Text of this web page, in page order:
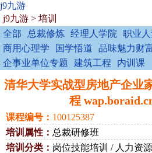
j9九游
j9九游 > 培训
全部
总裁修炼 经理人学院 职业人
商用心理学
国学悟道 品味魅力财
企事业单位专题
建筑工程 内训课
清华大学实战型房地产企业
程
课程编号： 100125387
培训属性： 总裁研修班
培训分类： 岗位技能培训 / 人力资源